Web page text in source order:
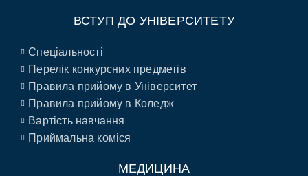
ВСТУП ДО УНІВЕРСИТЕТУ
Спеціальності
Перелік конкурсних предметів
Правила прийому в Університет
Правила прийому в Коледж
Вартість навчання
Приймальна коміся
МЕДИЦИНА